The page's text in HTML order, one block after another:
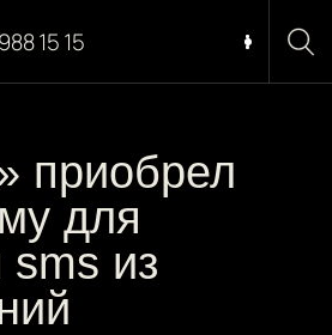
15 15
приобрел
для
sms из